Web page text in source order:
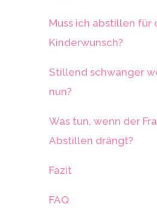
Muss ich abstillen für
Kinderwunsch?
Stillend schwanger
nun?
Was tun, wenn der
Abstillen drängt?
Fazit
FAQ